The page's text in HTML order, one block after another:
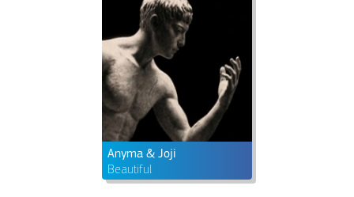
Anyma & Joji
Beautiful